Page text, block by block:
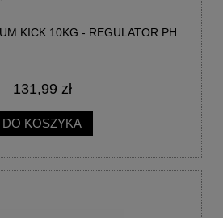
KICK 10KG - REGULATOR PH
131,99 zł
DO KOSZYKA